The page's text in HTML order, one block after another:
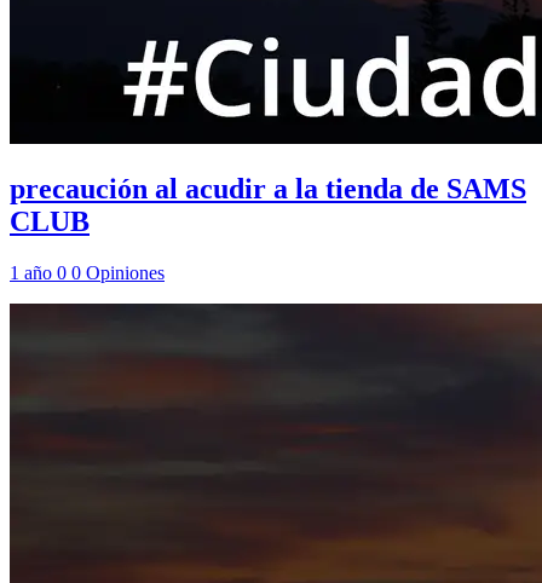
precaución al acudir a la tienda de SAMS
CLUB
1 año 0 0 Opiniones